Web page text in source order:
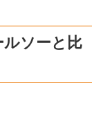
ルソーと比